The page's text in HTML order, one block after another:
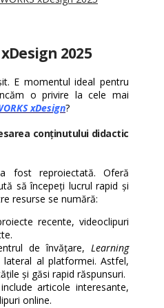
xDesign 2025
E momentul ideal pentru
o privire la cele mai
xDesign?
conținutului didactic
fost reproiectată. Oferă
să începeți lucrul rapid și
resurse se numără:
recente, videoclipuri
de învățare, Learning
al platformei. Astfel,
și găsi rapid răspunsuri.
articole interesante,
online.